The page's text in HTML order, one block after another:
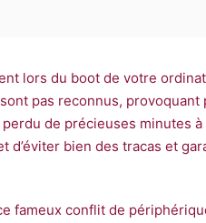
lors du boot de votre
pas reconnus,
de précieuses minutes
bien des tracas et
conflit de